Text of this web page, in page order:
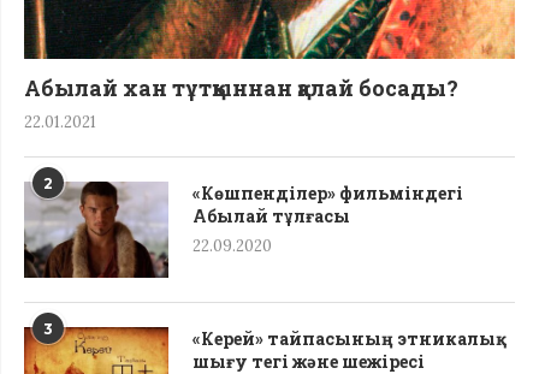
Абылай хан тұтқыннан қалай босады?
22.01.2021
2
«Көшпенділер» фильміндегі
Абылай тұлғасы
22.09.2020
3
«Керей» тайпасының этникалық
шығу тегі жəне шежіресі